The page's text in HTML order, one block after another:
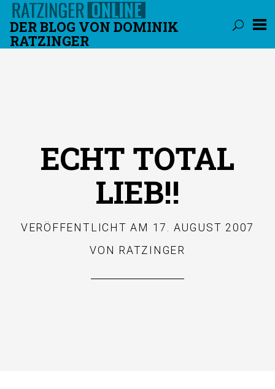
DER BLOG VON DOMINIK
RATZINGER
ECHT TOTAL
LIEB!!
VERÖFFENTLICHT AM 17. AUGUST 2007
VON RATZINGER